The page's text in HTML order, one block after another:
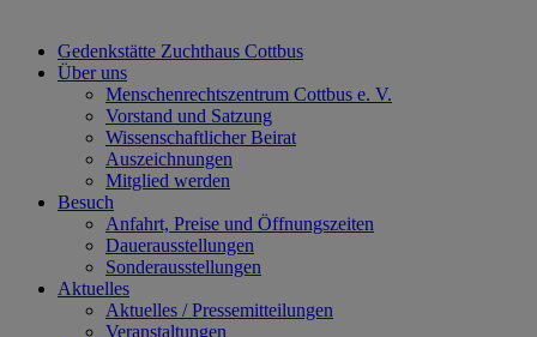
Gedenkstätte Zuchthaus Cottbus
Über uns
Menschenrechtszentrum Cottbus e. V.
Vorstand und Satzung
Wissenschaftlicher Beirat
Auszeichnungen
Mitglied werden
Besuch
Anfahrt, Preise und Öffnungszeiten
Dauerausstellungen
Sonderausstellungen
Aktuelles
Aktuelles / Pressemitteilungen
Veranstaltungen